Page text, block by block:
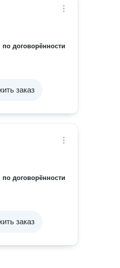
по договорённости
заказ
по договорённости
заказ